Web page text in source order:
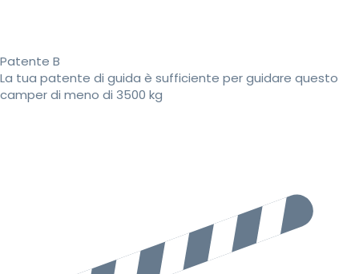
Patente B
La tua patente di guida è sufficiente per guidare questo
camper di meno di 3500 kg